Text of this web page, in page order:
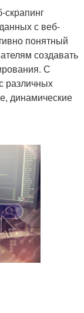
с веб-
понятный
создавать
С
различных
динамические